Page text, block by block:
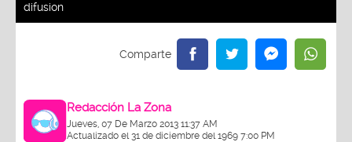
difusion
Redacción La Zona
Jueves, 07 De Marzo 2013 11:37 AM
Actualizado el 31 de diciembre del 1969 7:00 PM